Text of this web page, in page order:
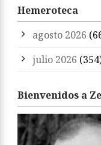
Hemeroteca
agosto 2026
julio 2026
Bienvenidos a